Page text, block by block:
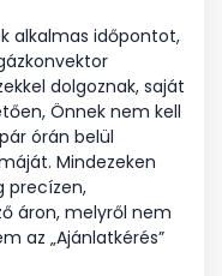
alkalmas időpontot,
dolgoznak, saját
Önnek nem kell
órán belül
Mindezeken
precízen,
áron, melyről nem
az „Ajánlatkérés”